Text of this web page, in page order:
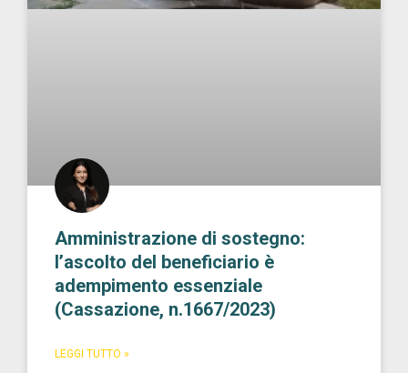
Amministrazione di sostegno:
l’ascolto del beneficiario è
adempimento essenziale
(Cassazione, n.1667/2023)
LEGGI TUTTO »